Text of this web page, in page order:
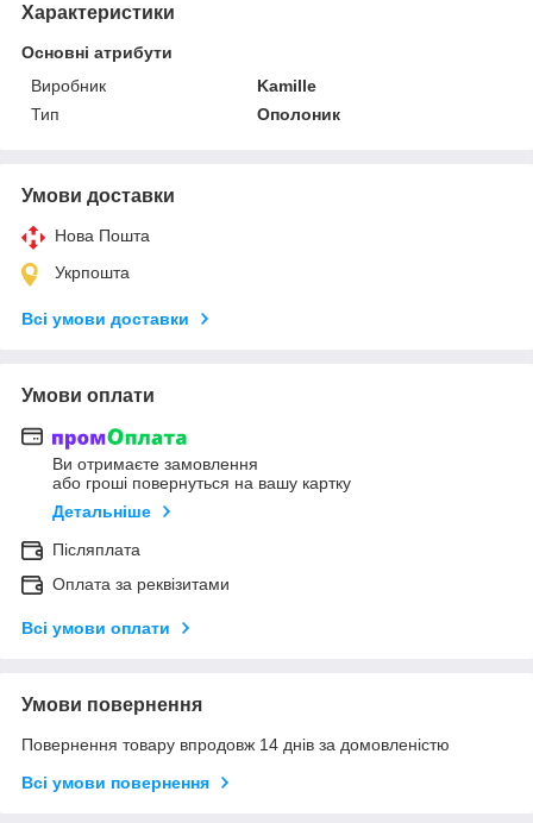
Характеристики
Основні атрибути
Виробник
Kamille
Тип
Ополоник
Умови доставки
Нова Пошта
Укрпошта
Всі умови доставки
Умови оплати
Ви отримаєте замовлення
або гроші повернуться на вашу картку
Детальніше
Післяплата
Оплата за реквізитами
Всі умови оплати
Умови повернення
Повернення товару впродовж 14 днів за домовленістю
Всі умови повернення